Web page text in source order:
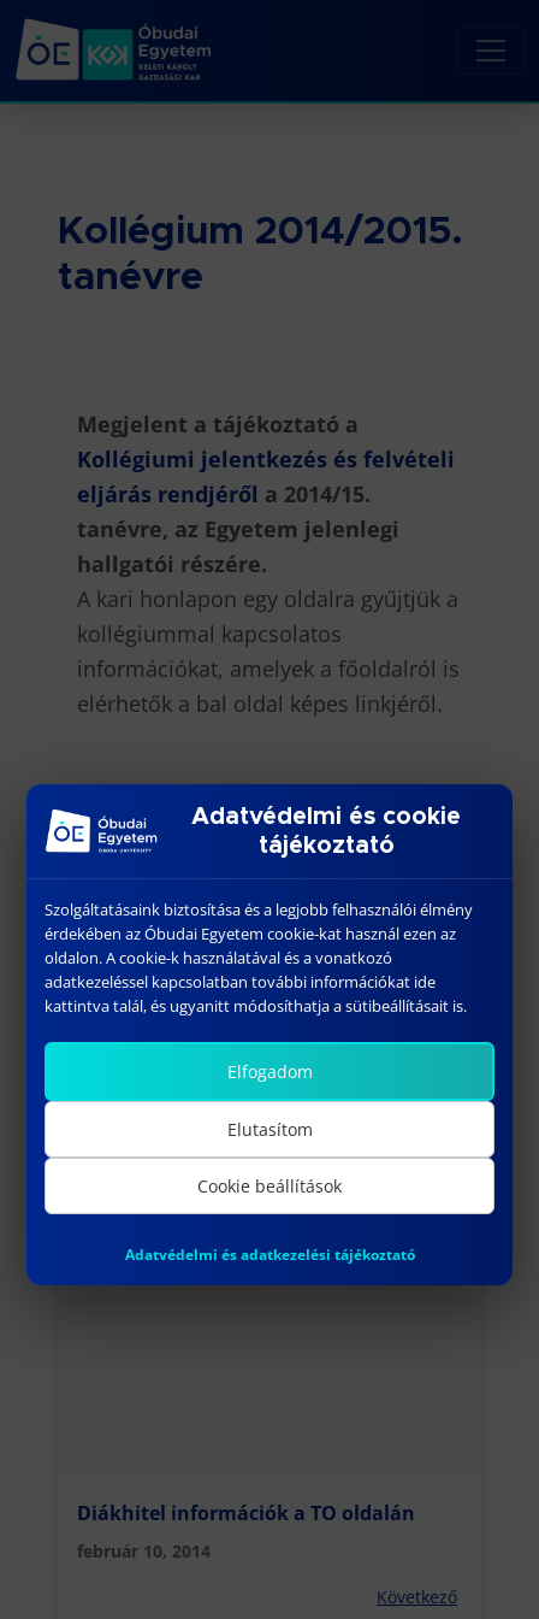
Kollégium 2014/2015.
tanévre
Megjelent a tájékoztató a
Kollégiumi jelentkezés és felvételi
eljárás rendjéről a 2014/15.
tanévre, az Egyetem jelenlegi
hallgatói részére.
A kari honlapon egy oldalra gyűjtjük a
kollégiummal kapcsolatos
információkat, amelyek a főoldalról is
elérhetők a bal oldal képes linkjéről.
Budapest Ösztöndíj Program
február 7, 2014
Diákhitel információk a TO oldalán
február 10, 2014
Következő
Adatvédelmi és cookie
tájékoztató
Szolgáltatásaink biztosítása és a legjobb felhasználói élmény
érdekében az Óbudai Egyetem cookie-kat használ ezen az
oldalon. A cookie-k használatával és a vonatkozó
adatkezeléssel kapcsolatban további információkat ide
kattintva talál, és ugyanitt módosíthatja a sütibeállításait is.
Elfogadom
Elutasítom
Cookie beállítások
Adatvédelmi és adatkezelési tájékoztató